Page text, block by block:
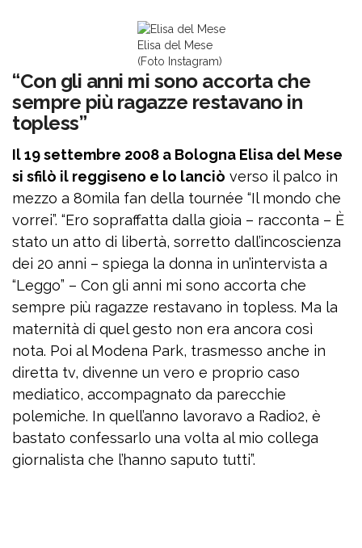
Elisa del Mese
(Foto Instagram)
“Con gli anni mi sono accorta che
sempre più ragazze restavano in
topless”
Il 19 settembre 2008 a Bologna Elisa del Mese
si sfilò il reggiseno e lo lanciò verso il palco in
mezzo a 80mila fan della tournée “Il mondo che
vorrei”. “Ero sopraffatta dalla gioia – racconta – È
stato un atto di libertà, sorretto dall’incoscienza
dei 20 anni – spiega la donna in un’intervista a
“Leggo” – Con gli anni mi sono accorta che
sempre più ragazze restavano in topless. Ma la
maternità di quel gesto non era ancora così
nota. Poi al Modena Park, trasmesso anche in
diretta tv, divenne un vero e proprio caso
mediatico, accompagnato da parecchie
polemiche. In quell’anno lavoravo a Radio2, è
bastato confessarlo una volta al mio collega
giornalista che l’hanno saputo tutti”.